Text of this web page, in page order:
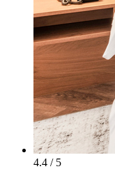
4.4 / 5